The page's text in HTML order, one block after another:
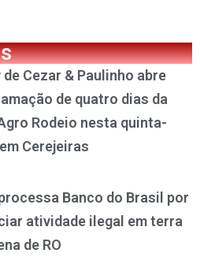
de Cezar & Paulinho abre
de quatro dias da
Rodeio nesta quinta-
Cerejeiras
Banco do Brasil por
atividade ilegal em terra
de RO